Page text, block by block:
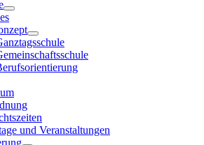
und Veranstaltungen